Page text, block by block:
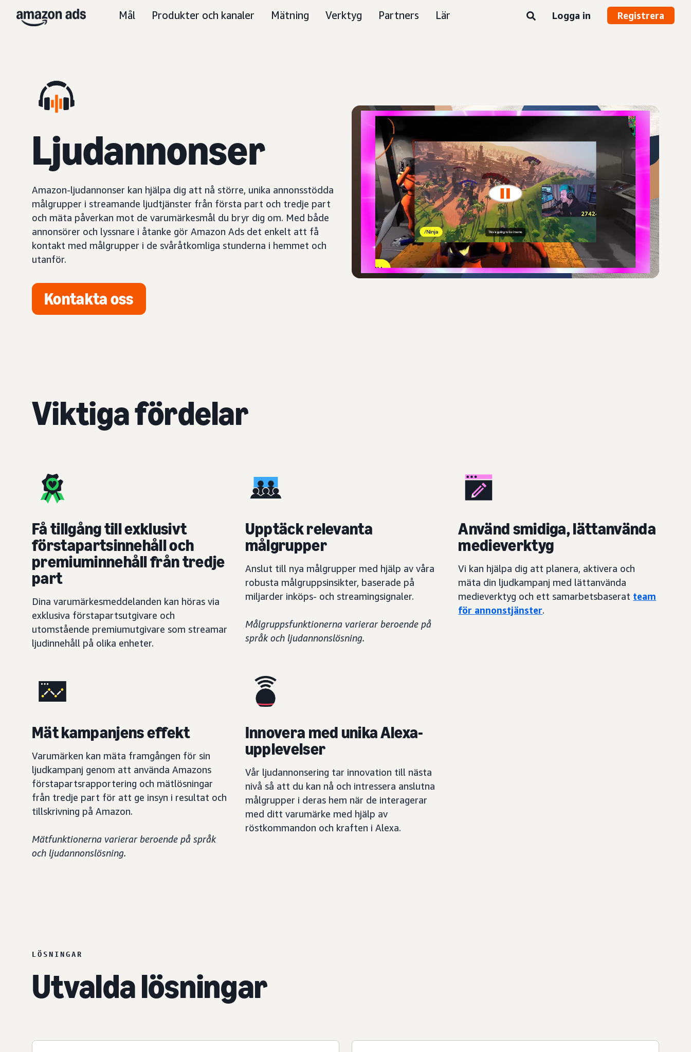
Mål Produkter och kanaler Mätning Verktyg Partners Lär Logga in Registrera
Ljudannonser
Amazon-ljudannonser kan hjälpa dig att nå större, unika annonsstödda
målgrupper i streamande ljudtjänster från första part och tredje part
och mäta påverkan mot de varumärkesmål du bryr dig om. Med både
annonsörer och lyssnare i åtanke gör Amazon Ads det enkelt att få
kontakt med målgrupper i de svåråtkomliga stunderna i hemmet och
utanför.
Kontakta oss
Viktiga fördelar
Få tillgång till exklusivt
förstapartsinnehåll och
premiuminnehåll från tredje
part
Dina varumärkesmeddelanden kan höras via
exklusiva förstapartsutgivare och
utomstående premiumutgivare som streamar
ljudinnehåll på olika enheter.
Upptäck relevanta
målgrupper
Anslut till nya målgrupper med hjälp av våra
robusta målgruppsinsikter, baserade på
miljarder inköps- och streamingsignaler.
Målgruppsfunktionerna varierar beroende på
språk och ljudannonslösning.
Använd smidiga, lättanvända
medieverktyg
Vi kan hjälpa dig att planera, aktivera och
mäta din ljudkampanj med lättanvända
medieverktyg och ett samarbetsbaserat team
för annonstjänster.
Mät kampanjens effekt
Varumärken kan mäta framgången för sin
ljudkampanj genom att använda Amazons
förstapartsrapportering och mätlösningar
från tredje part för att ge insyn i resultat och
tillskrivning på Amazon.
Mätfunktionerna varierar beroende på språk
och ljudannonslösning.
Innovera med unika Alexa-
upplevelser
Vår ljudannonsering tar innovation till nästa
nivå så att du kan nå och intressera anslutna
målgrupper i deras hem när de interagerar
med ditt varumärke med hjälp av
röstkommandon och kraften i Alexa.
LÖSNINGAR
Utvalda lösningar